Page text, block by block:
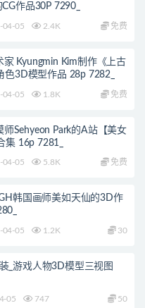
质感、特效爆炸的CG作品30P 7290_
05 2.4K 免费
家 Kyungmin Kim制作《上古
色3D模型作品 28p 7282_
05 1.8K 免费
师Sehyeon Park的A站【美女
16p 7281_
05 5.8K 免费
韩国画师美如天仙的3D作
05 1.2K 30
_游戏人物3D模型三视图
05 747 50